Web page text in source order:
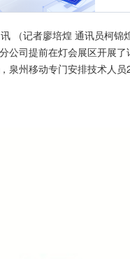
（记者廖培煌 通讯员柯锦
公司提前在灯会展区开展
泉州移动专门安排技术人